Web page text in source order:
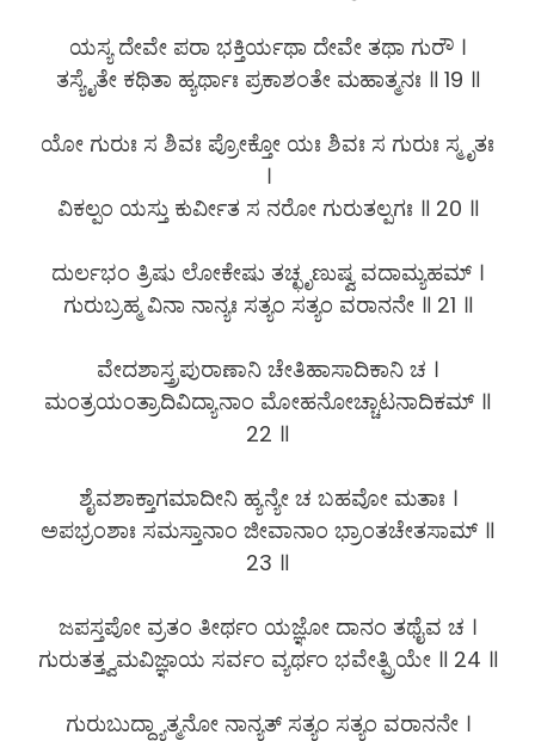
ಯಸ್ಯ ದೇವೇ ಪರಾ ಭಕ್ತಿರ್ಯಥಾ ದೇವೇ ತಥಾ ಗುರೌ ।
ತಸ್ಯೈತೇ ಕಥಿತಾ ಹ್ಯರ್ಥಾಃ ಪ್ರಕಾಶಂತೇ ಮಹಾತ್ಮನಃ ॥ 19 ॥
ಯೋ ಗುರುಃ ಸ ಶಿವಃ ಪ್ರೋಕ್ತೋ ಯಃ ಶಿವಃ ಸ ಗುರುಃ ಸ್ಮೃತಃ
।
ವಿಕಲ್ಪಂ ಯಸ್ತು ಕುರ್ವೀತ ಸ ನರೋ ಗುರುತಲ್ಪಗಃ ॥ 20 ॥
ದುರ್ಲಭಂ ತ್ರಿಷು ಲೋಕೇಷು ತಚ್ಛೃಣುಷ್ವ ವದಾಮ್ಯಹಮ್ ।
ಗುರುಬ್ರಹ್ಮ ವಿನಾ ನಾನ್ಯಃ ಸತ್ಯಂ ಸತ್ಯಂ ವರಾನನೇ ॥ 21 ॥
ವೇದಶಾಸ್ತ್ರಪುರಾಣಾನಿ ಚೇತಿಹಾಸಾದಿಕಾನಿ ಚ ।
ಮಂತ್ರಯಂತ್ರಾದಿವಿದ್ಯಾನಾಂ ಮೋಹನೋಚ್ಚಾಟನಾದಿಕಮ್ ॥
22 ॥
ಶೈವಶಾಕ್ತಾಗಮಾದೀನಿ ಹ್ಯನ್ಯೇ ಚ ಬಹವೋ ಮತಾಃ ।
ಅಪಭ್ರಂಶಾಃ ಸಮಸ್ತಾನಾಂ ಜೀವಾನಾಂ ಭ್ರಾಂತಚೇತಸಾಮ್ ॥
23 ॥
ಜಪಸ್ತಪೋ ವ್ರತಂ ತೀರ್ಥಂ ಯಜ್ಞೋ ದಾನಂ ತಥೈವ ಚ ।
ಗುರುತತ್ತ್ವಮವಿಜ್ಞಾಯ ಸರ್ವಂ ವ್ಯರ್ಥಂ ಭವೇತ್ಪ್ರಿಯೇ ॥ 24 ॥
ಗುರುಬುದ್ಧ್ಯಾತ್ಮನೋ ನಾನ್ಯತ್ ಸತ್ಯಂ ಸತ್ಯಂ ವರಾನನೇ ।